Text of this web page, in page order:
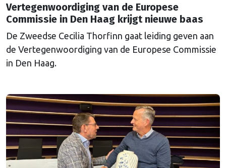
Vertegenwoordiging van de Europese
Commissie in Den Haag krijgt nieuwe baas
De Zweedse Cecilia Thorfinn gaat leiding geven aan
de Vertegenwoordiging van de Europese Commissie
in Den Haag.